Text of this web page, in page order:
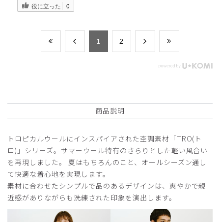
役に立った 0
​1 ​2
商品説明
トロピカルウールにインスパイアされた杢調素材「TRO(ト
ロ)」シリーズ。サマーウール特有のさらりとした軽い風合い
を再現しました。 夏はもちろんのこと、オールシーズン通し
て快適な着心地を実現します。
素材に合わせたシンプルで品のあるデザインは、爽やかで親
近感がありながらも洗練された印象を演出します。